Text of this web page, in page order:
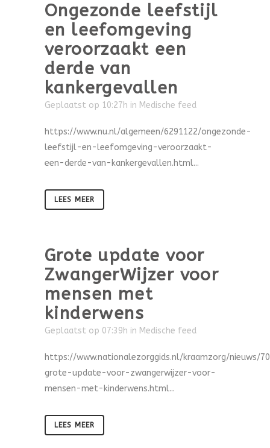
Ongezonde leefstijl
en leefomgeving
veroorzaakt een
derde van
kankergevallen
Geplaatst op 10:27h in Medische feed
https://www.nu.nl/algemeen/6291122/ongezonde-
leefstijl-en-leefomgeving-veroorzaakt-
een-derde-van-kankergevallen.html...
LEES MEER
Grote update voor
ZwangerWijzer voor
mensen met
kinderwens
Geplaatst op 07:39h in Medische feed
https://www.nationalezorggids.nl/kraamzorg/nieuws/
grote-update-voor-zwangerwijzer-voor-
mensen-met-kinderwens.html...
LEES MEER